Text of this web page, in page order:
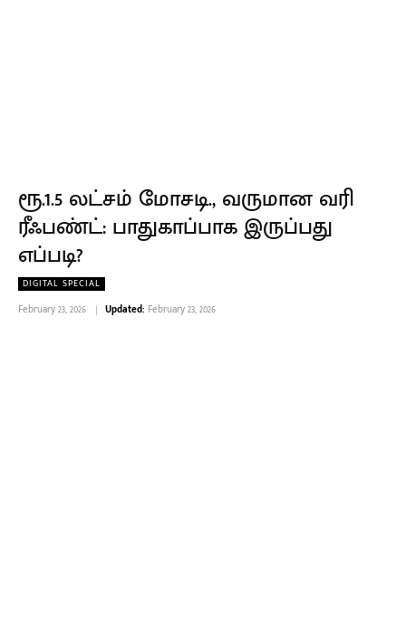
ரூ.1.5 லட்சம் மோசடி., வருமான வரி
ரீஃபண்ட்: பாதுகாப்பாக இருப்பது
எப்படி?
DIGITAL SPECIAL
February 23, 2026 Updated: February 23, 2026